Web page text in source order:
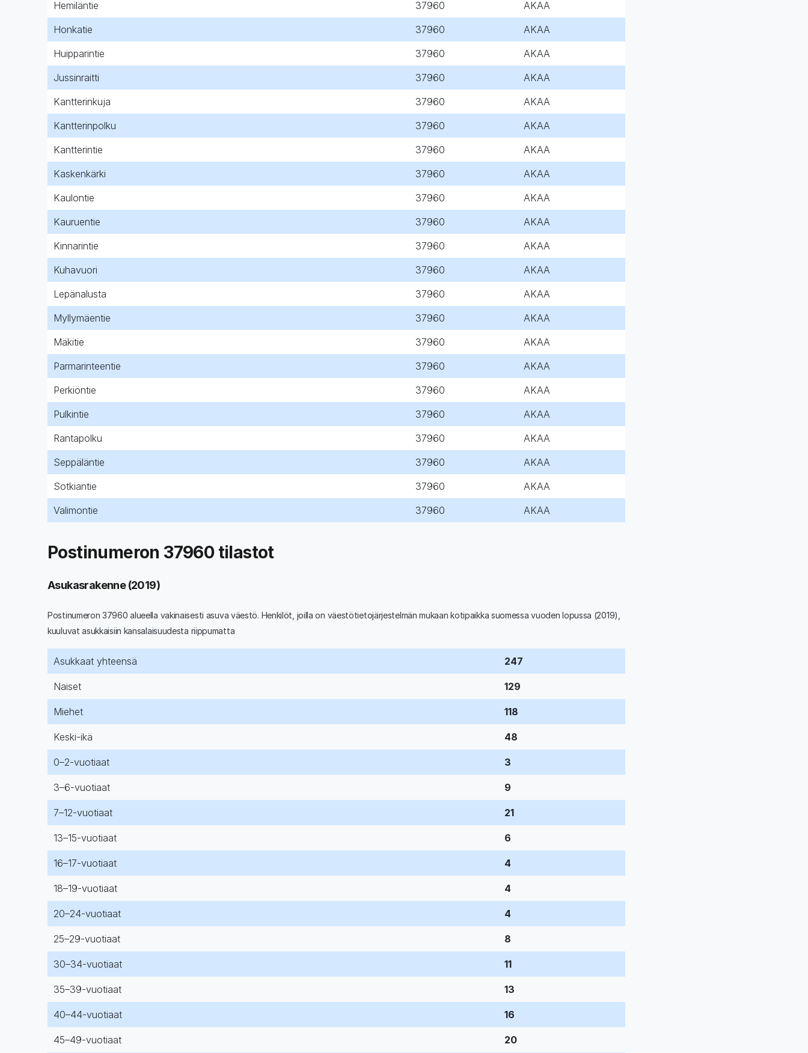
Hemiläntie
37960
AKAA
Honkatie
37960
AKAA
Huipparintie
37960
AKAA
Jussinraitti
37960
AKAA
Kantterinkuja
37960
AKAA
Kantterinpolku
37960
AKAA
Kantterintie
37960
AKAA
Kaskenkärki
37960
AKAA
Kaulontie
37960
AKAA
Kauruentie
37960
AKAA
Kinnarintie
37960
AKAA
Kuhavuori
37960
AKAA
Lepänalusta
37960
AKAA
Myllymäentie
37960
AKAA
Mäkitie
37960
AKAA
Parmarinteentie
37960
AKAA
Perkiöntie
37960
AKAA
Pulkintie
37960
AKAA
Rantapolku
37960
AKAA
Seppäläntie
37960
AKAA
Sotkiantie
37960
AKAA
Valimontie
37960 AKAA
Postinumeron 37960 tilastot
Asukasrakenne (2019)
Postinumeron 37960 alueella vakinaisesti asuva väestö. Henkilöt, joilla on väestötietojärjestelmän mukaan kotipaikka suomessa vuoden lopussa (2019),
kuuluvat asukkaisiin kansalaisuudesta riippumatta
Asukkaat yhteensä 247
Naiset 129
Miehet 118
Keski-ikä 48
0–2-vuotiaat 3
3–6-vuotiaat 9
7–12-vuotiaat 21
13–15-vuotiaat 6
16–17-vuotiaat 4
18–19-vuotiaat 4
20–24-vuotiaat 4
25–29-vuotiaat 8
30–34-vuotiaat 11
35–39-vuotiaat 13
40–44-vuotiaat 16
45–49-vuotiaat 20